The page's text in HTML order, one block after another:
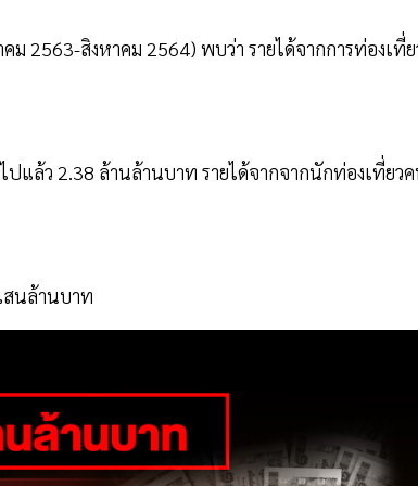
2563-สิงหาคม 2564) พบว่า รายได้จากการท่องเที่
ปแล้ว 2.38 ล้านล้านบาท รายได้จากจากนักท่องเที่ยว
สนล้านบาท